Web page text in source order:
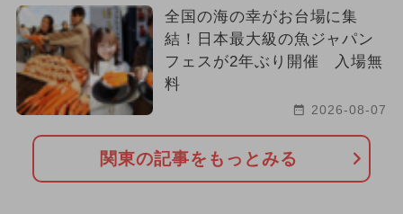
全国の海の幸がお台場に集
結！日本最大級の魚ジャパン
フェスが2年ぶり開催 入場無
料
2026-08-07
関東の記事をもっとみる